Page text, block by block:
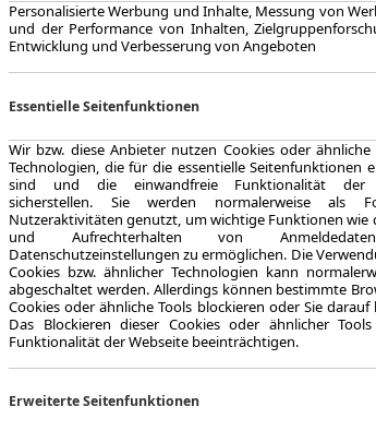
Personalisierte Werbung und Inhalte, Messung von
und der Performance von Inhalten,
Entwicklung und Verbesserung von Angeboten
Essentielle Seitenfunktionen
Wir bzw. diese Anbieter nutzen Cookies oder ähnliche
Technologien, die für die essentielle Seitenfunktionen
sind und die einwandfreie Funktionalität der
sicherstellen. Sie werden normalerweise als
Nutzeraktivitäten genutzt, um wichtige Funktionen wie
und Aufrechterhalten von
Datenschutzeinstellungen zu ermöglichen. Die
Cookies bzw. ähnlicher Technologien kann
abgeschaltet werden. Allerdings können bestimmte
Cookies oder ähnliche Tools blockieren oder Sie darauf
Das Blockieren dieser Cookies oder ähnlicher
Funktionalität der Webseite beeinträchtigen.
Erweiterte Seitenfunktionen